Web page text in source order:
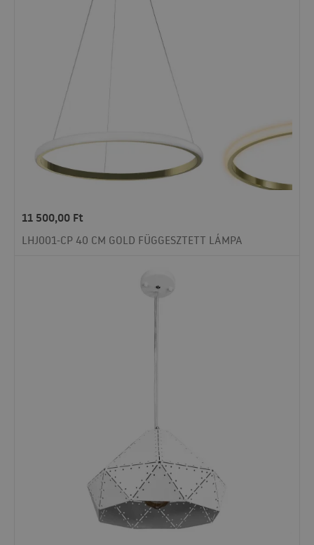
11 500,00 Ft
LHJ001-CP 40 CM GOLD FÜGGESZTETT LÁMPA